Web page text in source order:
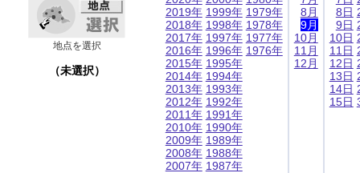
地点を選択
（未選択）
2019年
2018年
2017年
2016年
2015年
2014年
2013年
2012年
2011年
2010年
2009年
2008年
2007年
1999年
1998年
1997年
1996年
1995年
1994年
1993年
1992年
1991年
1990年
1989年
1988年
1987年
1979年
1978年
1977年
1976年
8月
9月
10月
11月
12月
8日
9日
10日
11日
12日
13日
14日
15日